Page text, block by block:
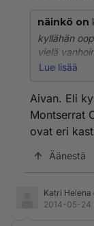
näinkö on
kyllähän
vielä
äänensä
Lue lisää
Aivan. Eli
Montserrat
ovat eri
Äänestä
Katri Helena
2014-05-24